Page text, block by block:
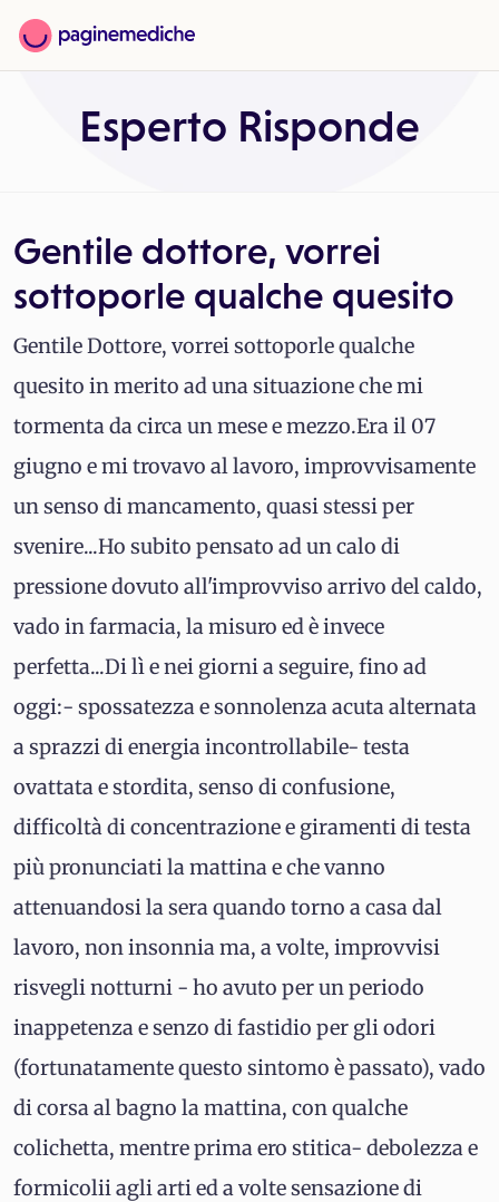
Esperto Risponde
Gentile dottore, vorrei
sottoporle qualche quesito
Gentile Dottore, vorrei sottoporle qualche
quesito in merito ad una situazione che mi
tormenta da circa un mese e mezzo.Era il 07
giugno e mi trovavo al lavoro, improvvisamente
un senso di mancamento, quasi stessi per
svenire...Ho subito pensato ad un calo di
pressione dovuto all'improvviso arrivo del caldo,
vado in farmacia, la misuro ed è invece
perfetta...Di lì e nei giorni a seguire, fino ad
oggi:- spossatezza e sonnolenza acuta alternata
a sprazzi di energia incontrollabile- testa
ovattata e stordita, senso di confusione,
difficoltà di concentrazione e giramenti di testa
più pronunciati la mattina e che vanno
attenuandosi la sera quando torno a casa dal
lavoro, non insonnia ma, a volte, improvvisi
risvegli notturni - ho avuto per un periodo
inappetenza e senzo di fastidio per gli odori
(fortunatamente questo sintomo è passato), vado
di corsa al bagno la mattina, con qualche
colichetta, mentre prima ero stitica- debolezza e
formicolii agli arti ed a volte sensazione di